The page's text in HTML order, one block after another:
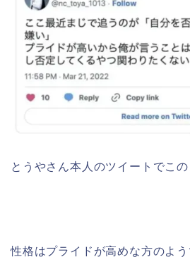
とうやさん本人のツイートでこの
性格はプライドが高めな方のよう